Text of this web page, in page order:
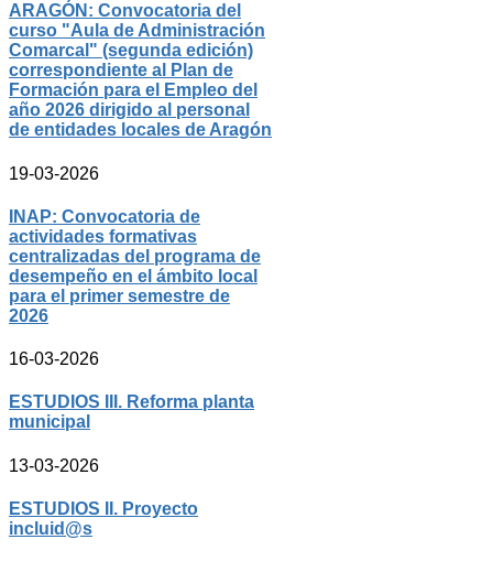
ARAGÓN: Convocatoria del
curso "Aula de Administración
Comarcal" (segunda edición)
correspondiente al Plan de
Formación para el Empleo del
año 2026 dirigido al personal
de entidades locales de Aragón
19-03-2026
INAP: Convocatoria de
actividades formativas
centralizadas del programa de
desempeño en el ámbito local
para el primer semestre de
2026
16-03-2026
ESTUDIOS III. Reforma planta
municipal
13-03-2026
ESTUDIOS II. Proyecto
incluid@s